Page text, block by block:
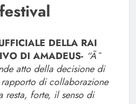
DELLA RAI
DI AMADEUS- “Ãˆ
atto della decisione di
di collaborazione
resta, forte, il senso di